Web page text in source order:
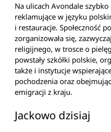
Na ulicach Avondale
reklamujące w języku
i restauracje. Społeczność
zorganizowała się,
religijnego, w trosce o
powstały szkółki polskie,
także i instytucje
pochodzenia oraz
emigracji z kraju.
Jackowo dzisiaj